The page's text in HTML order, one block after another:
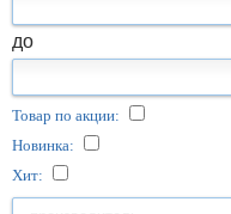
до
Товар по акции:
Новинка:
Хит: